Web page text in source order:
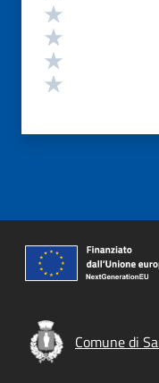
Comune di